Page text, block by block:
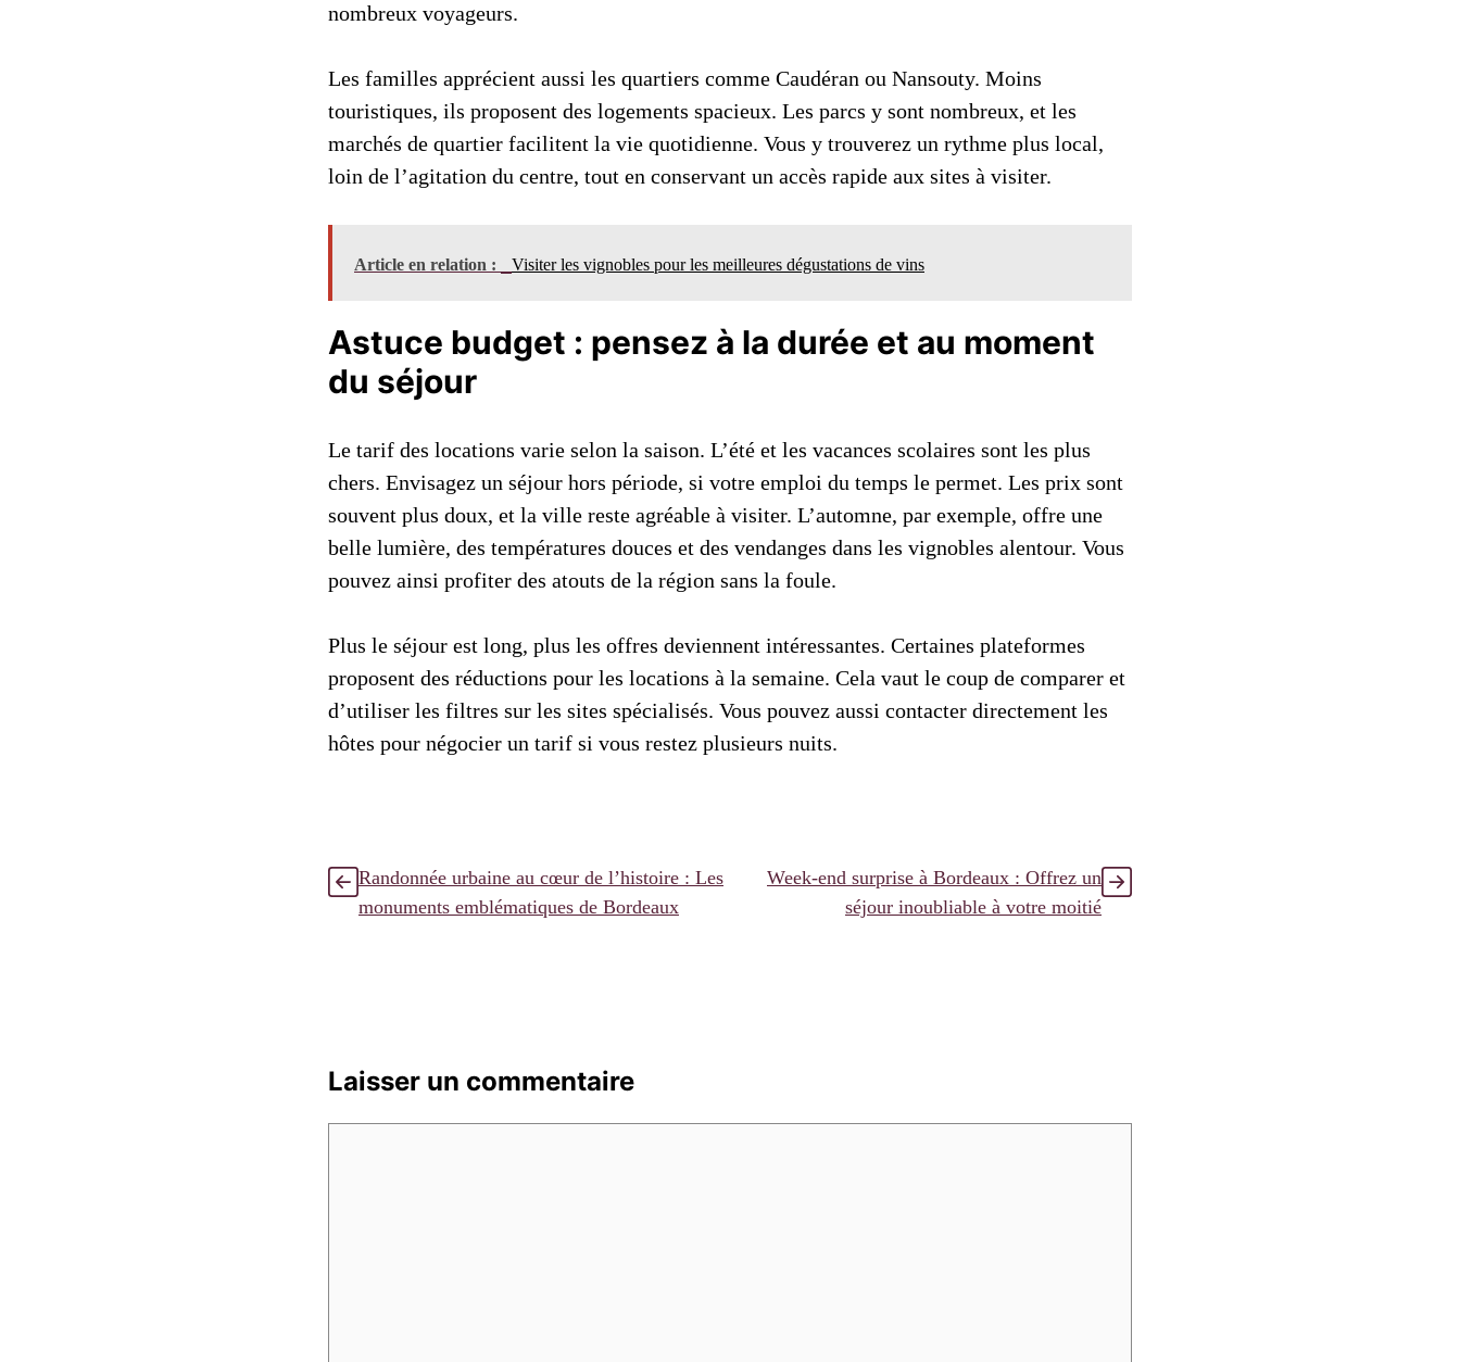
nombreux voyageurs.
Les familles apprécient aussi les quartiers comme Caudéran ou Nansouty. Moins
touristiques, ils proposent des logements spacieux. Les parcs y sont nombreux, et les
marchés de quartier facilitent la vie quotidienne. Vous y trouverez un rythme plus local,
loin de l’agitation du centre, tout en conservant un accès rapide aux sites à visiter.
Article en relation : Visiter les vignobles pour les meilleures dégustations de vins
Astuce budget : pensez à la durée et au moment
du séjour
Le tarif des locations varie selon la saison. L’été et les vacances scolaires sont les plus
chers. Envisagez un séjour hors période, si votre emploi du temps le permet. Les prix sont
souvent plus doux, et la ville reste agréable à visiter. L’automne, par exemple, offre une
belle lumière, des températures douces et des vendanges dans les vignobles alentour. Vous
pouvez ainsi profiter des atouts de la région sans la foule.
Plus le séjour est long, plus les offres deviennent intéressantes. Certaines plateformes
proposent des réductions pour les locations à la semaine. Cela vaut le coup de comparer et
d’utiliser les filtres sur les sites spécialisés. Vous pouvez aussi contacter directement les
hôtes pour négocier un tarif si vous restez plusieurs nuits.
Randonnée urbaine au cœur de l’histoire : Les
monuments emblématiques de Bordeaux
Week-end surprise à Bordeaux : Offrez un
séjour inoubliable à votre moitié
Laisser un commentaire